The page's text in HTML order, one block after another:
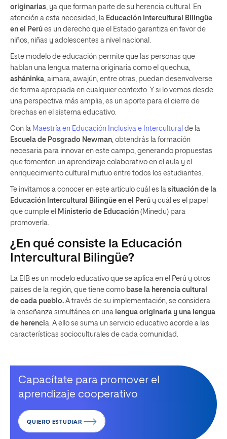
originarias , ya que forman parte de su herencia cultural. En
atención a esta necesidad, la Educación Intercultural Bilingüe
en el Perú es un derecho que el Estado garantiza en favor de
niños, niñas y adolescentes a nivel nacional.
Este modelo de educación permite que las personas que
hablan una lengua materna originaria como el quechua,
asháninka , aimara, awajún, entre otras, puedan desenvolverse
de forma apropiada en cualquier contexto. Y si lo vemos desde
una perspectiva más amplia, es un aporte para el cierre de
brechas en el sistema educativo.
Con la Maestría en Educación Inclusiva e Intercultural de la
Escuela de Posgrado Newman , obtendrás la formación
necesaria para innovar en este campo, generando propuestas
que fomenten un aprendizaje colaborativo en el aula y el
enriquecimiento cultural mutuo entre todos los estudiantes.
Te invitamos a conocer en este artículo cuál es la situación de la
Educación Intercultural Bilingüe en el Perú y cuál es el papel
que cumple el Ministerio de Educación (Minedu) para
promoverla.
¿En qué consiste la Educación
Intercultural Bilingüe?
La EIB es un modelo educativo que se aplica en el Perú y otros
países de la región, que tiene como base la herencia cultural
de cada pueblo. A través de su implementación, se considera
la enseñanza simultánea en una lengua originaria y una lengua
de herencia. A ello se suma un servicio educativo acorde a las
características socioculturales de cada comunidad.
Capacítate para promover el
aprendizaje cooperativo
QUIERO ESTUDIAR